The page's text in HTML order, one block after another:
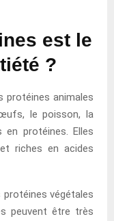
est le
?
protéines animales
le poisson, la
protéines. Elles
riches en acides
protéines végétales
peuvent être très